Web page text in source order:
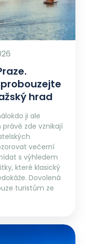
hrad
ji ale
zde vznikají
večerní
s výhledem
které klasický
Dovolená
turistům ze